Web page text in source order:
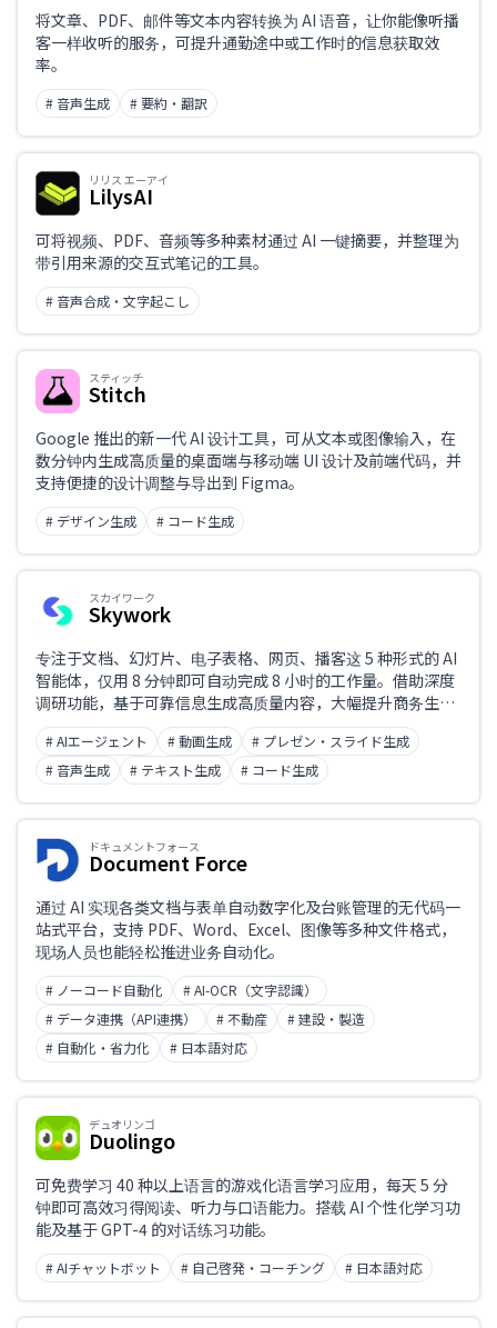
将文章、PDF、邮件等文本内容转换为 AI 语音，让你能像听播
客一样收听的服务，可提升通勤途中或工作时的信息获取效
率。
# 音声生成 # 要約・翻訳
リリス エーアイ
LilysAI
可将视频、PDF、音频等多种素材通过 AI 一键摘要，并整理为
带引用来源的交互式笔记的工具。
# 音声合成・文字起こし
スティッチ
Stitch
Google 推出的新一代 AI 设计工具，可从文本或图像输入，在
数分钟内生成高质量的桌面端与移动端 UI 设计及前端代码，并
支持便捷的设计调整与导出到 Figma。
# デザイン生成 # コード生成
スカイワーク
Skywork
专注于文档、幻灯片、电子表格、网页、播客这 5 种形式的 AI
智能体，仅用 8 分钟即可自动完成 8 小时的工作量。借助深度
调研功能，基于可靠信息生成高质量内容，大幅提升商务生产
力的 AI 办公智能体。
# AIエージェント # 動画生成
# プレゼン・スライド生成
# 音声生成
# テキスト生成 # コード生成
ドキュメントフォース
Document Force
通过 AI 实现各类文档与表单自动数字化及台账管理的无代码一
站式平台，支持 PDF、Word、Excel、图像等多种文件格式，
现场人员也能轻松推进业务自动化。
# ノーコード自動化
# AI-OCR（文字認識）
# データ連携（API連携）
# 不動産
# 建設・製造
# 自動化・省力化
# 日本語対応
デュオリンゴ
Duolingo
可免费学习 40 种以上语言的游戏化语言学习应用，每天 5 分
钟即可高效习得阅读、听力与口语能力。搭载 AI 个性化学习功
能及基于 GPT-4 的对话练习功能。
# AIチャットボット # 自己啓発・コーチング # 日本語対応